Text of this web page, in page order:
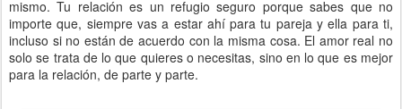
mismo. Tu relación es un refugio seguro porque sabes que no
importe que, siempre vas a estar ahí para tu pareja y ella para ti,
incluso si no están de acuerdo con la misma cosa. El amor real no
solo se trata de lo que quieres o necesitas, sino en lo que es mejor
para la relación, de parte y parte.